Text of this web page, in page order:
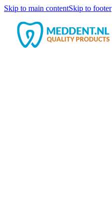
Skip to main contentSkip to footer